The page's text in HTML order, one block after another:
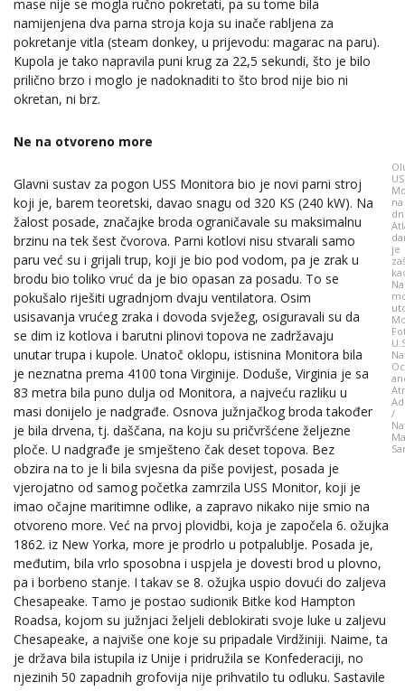
mase nije se mogla ručno pokretati, pa su tome bila
namijenjena dva parna stroja koja su inače rabljena za
pokretanje vitla (steam donkey, u prijevodu: magarac na paru).
Kupola je tako napravila puni krug za 22,5 sekundi, što je bilo
prilično brzo i moglo je nadoknaditi to što brod nije bio ni
okretan, ni brz.
na
je
/
Ne na otvoreno more
Glavni sustav za pogon USS Monitora bio je novi parni stroj
koji je, barem teoretski, davao snagu od 320 KS (240 kW). Na
žalost posade, značajke broda ograničavale su maksimalnu
brzinu na tek šest čvorova. Parni kotlovi nisu stvarali samo
paru već su i grijali trup, koji je bio pod vodom, pa je zrak u
brodu bio toliko vruć da je bio opasan za posadu. To se
pokušalo riješiti ugradnjom dvaju ventilatora. Osim
usisavanja vrućeg zraka i dovoda svježeg, osiguravali su da
se dim iz kotlova i barutni plinovi topova ne zadržavaju
unutar trupa i kupole. Unatoč oklopu, istisnina Monitora bila
je neznatna prema 4100 tona Virginije. Doduše, Virginia je sa
83 metra bila puno dulja od Monitora, a najveću razliku u
masi donijelo je nadgrađe. Osnova južnjačkog broda također
je bila drvena, tj. daščana, na koju su pričvršćene željezne
ploče. U nadgrađe je smješteno čak deset topova. Bez
obzira na to je li bila svjesna da piše povijest, posada je
vjerojatno od samog početka zamrzila USS Monitor, koji je
imao očajne maritimne odlike, a zapravo nikako nije smio na
otvoreno more. Već na prvoj plovidbi, koja je započela 6. ožujka
1862. iz New Yorka, more je prodrlo u potpalublje. Posada je,
međutim, bila vrlo sposobna i uspjela je dovesti brod u plovno,
pa i borbeno stanje. I takav se 8. ožujka uspio dovući do zaljeva
Chesapeake. Tamo je postao sudionik Bitke kod Hampton
Roadsa, kojom su južnjaci željeli deblokirati svoje luke u zaljevu
Chesapeake, a najviše one koje su pripadale Virdžiniji. Naime, ta
je država bila istupila iz Unije i pridružila se Konfederaciji, no
njezinih 50 zapadnih grofovija nije prihvatilo tu odluku. Sastavile